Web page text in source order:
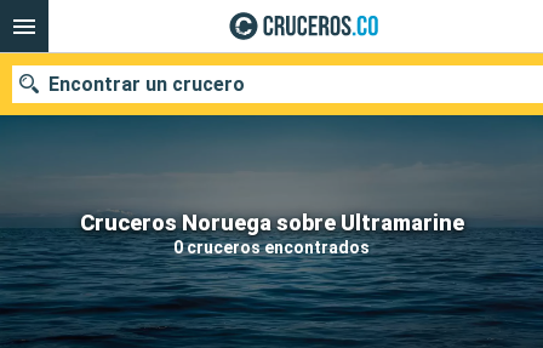
Cruceros Noruega sobre Ultramarine
0 cruceros encontrados
Encontrar un crucero
Fecha de salida
Buscar